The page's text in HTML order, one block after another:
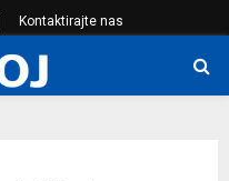
Kontaktirajte nas